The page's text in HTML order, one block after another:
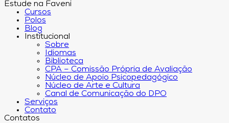
Estude na Faveni
Cursos
Polos
Blog
Institucional
Sobre
Idiomas
Biblioteca
CPA – Comissão Própria de Avaliação
Núcleo de Apoio Psicopedagógico
Núcleo de Arte e Cultura
Canal de Comunicação do DPO
Serviços
Contato
Contatos